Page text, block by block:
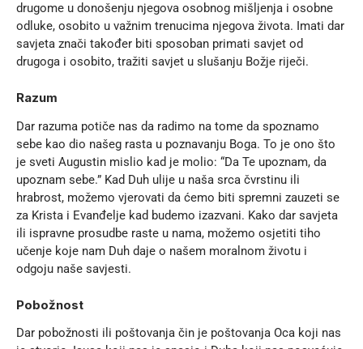
drugome u donošenju njegova osobnog mišljenja i osobne
odluke, osobito u važnim trenucima njegova života. Imati dar
savjeta znači također biti sposoban primati savjet od
drugoga i osobito, tražiti savjet u slušanju Božje riječi.
Razum
Dar razuma potiče nas da radimo na tome da spoznamo
sebe kao dio našeg rasta u poznavanju Boga. To je ono što
je sveti Augustin mislio kad je molio: “Da Te upoznam, da
upoznam sebe.” Kad Duh ulije u naša srca čvrstinu ili
hrabrost, možemo vjerovati da ćemo biti spremni zauzeti se
za Krista i Evanđelje kad budemo izazvani. Kako dar savjeta
ili ispravne prosudbe raste u nama, možemo osjetiti tiho
učenje koje nam Duh daje o našem moralnom životu i
odgoju naše savjesti.
Pobožnost
Dar pobožnosti ili poštovanja čin je poštovanja Oca koji nas